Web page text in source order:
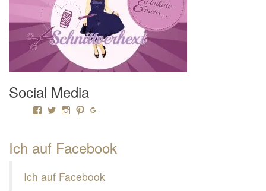
Social Media
Profil von Mamili1910 auf Facebook anzeigen
Profil von Mamili1910 auf Twitter anzeigen
Profil von Mamili1910 auf Instagram anzeigen
Profil von Mamili1910 auf Pinterest anzeigen
Ich auf Facebook
Ich auf Facebook